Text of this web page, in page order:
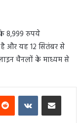
8,999 रुपये
और यह 12 सितंबर से
चैनलों के माध्यम से
Reddit VKontakteShare via Email